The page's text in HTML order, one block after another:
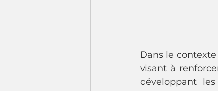
Dans le
visant à
développant